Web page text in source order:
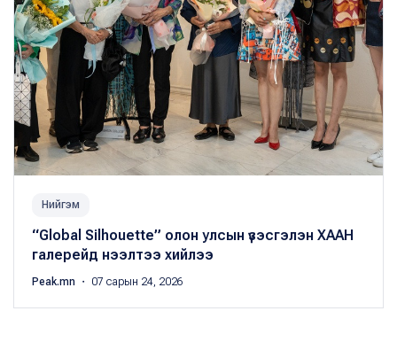
Нийгэм
“Global Silhouette” олон улсын үзэсгэлэн ХААН
галерейд нээлтээ хийлээ
Peak.mn ・ 07 сарын 24, 2026